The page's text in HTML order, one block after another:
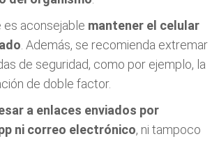
es aconsejable mantener el celular
. Además, se recomienda extremar
de seguridad, como por ejemplo, la
de doble factor.
a enlaces enviados por
ni correo electrónico, ni tampoco